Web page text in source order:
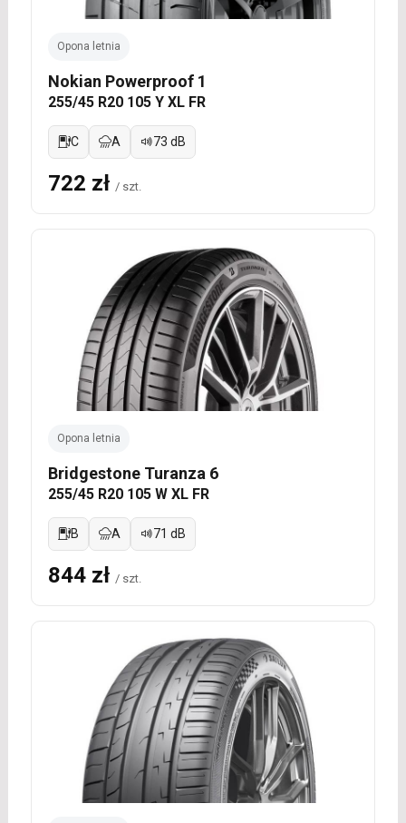
Opona letnia
Nokian Powerproof 1
255/45 R20 105 Y XL FR
C A 73 dB
722 zł / szt.
Opona letnia
Bridgestone Turanza 6
255/45 R20 105 W XL FR
B A 71 dB
844 zł / szt.